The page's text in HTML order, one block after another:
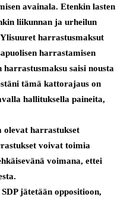
avainala. Etenkin lasten
liikunnan ja urheilun
harrastusmaksut
harrastamisen
harrastusmaksu saisi nousta
tämä kattorajaus on
hallituksella paineita,
olevat harrastukset
voivat toimia
voimana, ettei
jätetään oppositioon,